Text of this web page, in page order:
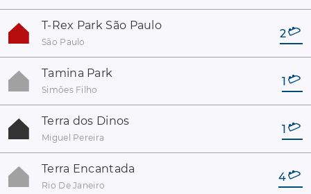
T-Rex Park São Paulo
São Paulo
2
Tamina Park
Simões Filho
1
Terra dos Dinos
Miguel Pereira
1
Terra Encantada
Rio De Janeiro
4